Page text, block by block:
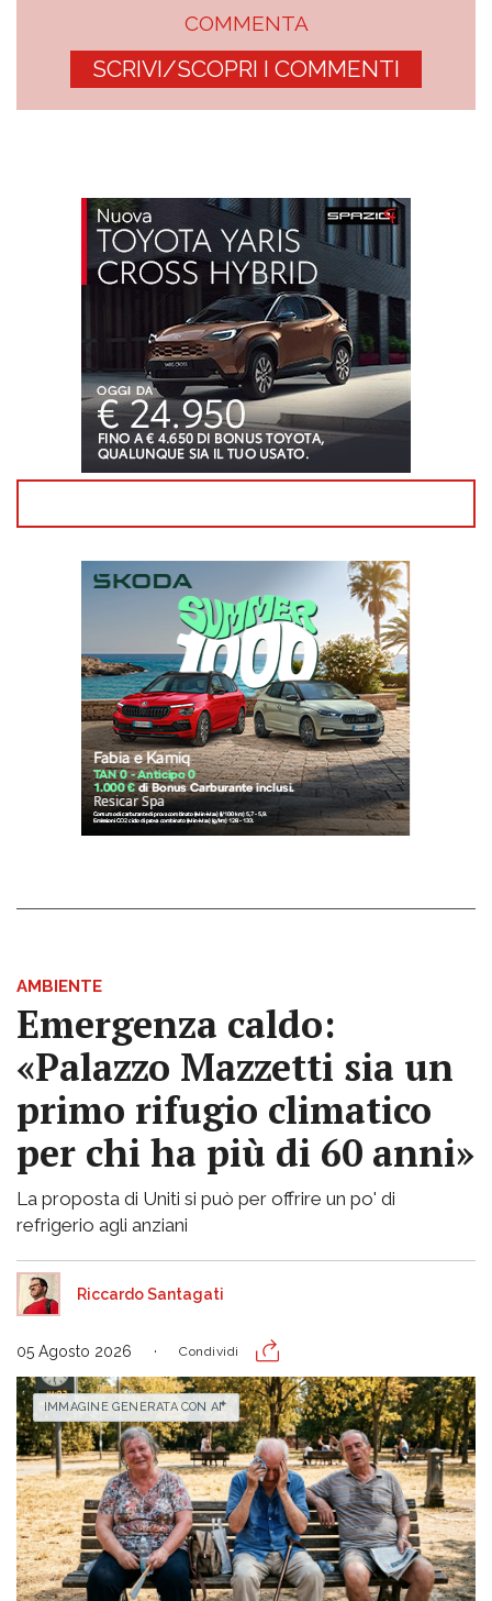
COMMENTA
SCRIVI/SCOPRI I COMMENTI
AMBIENTE
Emergenza caldo:
«Palazzo Mazzetti sia un
primo rifugio climatico
per chi ha più di 60 anni»
La proposta di Uniti si può per offrire un po' di
refrigerio agli anziani
Riccardo Santagati
05 Agosto 2026 Condividi
IMMAGINE GENERATA CON AI